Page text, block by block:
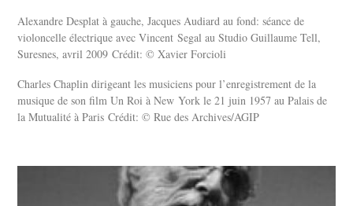
Alexandre Desplat à gauche, Jacques Audiard au fond: séance de
violoncelle électrique avec Vincent Segal au Studio Guillaume Tell,
Suresnes, avril 2009 Crédit: © Xavier Forcioli
Charles Chaplin dirigeant les musiciens pour l’enregistrement de la
musique de son film Un Roi à New York le 21 juin 1957 au Palais de
la Mutualité à Paris Crédit: © Rue des Archives/AGIP